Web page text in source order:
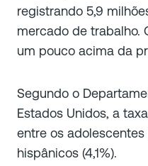
registrando 5,9
mercado de trabalho.
um pouco acima da
Segundo o
Estados Unidos, a
entre os adolescentes
hispânicos (4,1%).